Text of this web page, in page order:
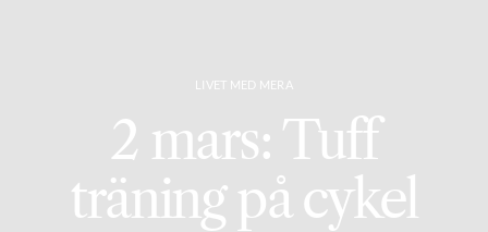
LIVET MED MERA
2 mars: Tuff
träning på cykel